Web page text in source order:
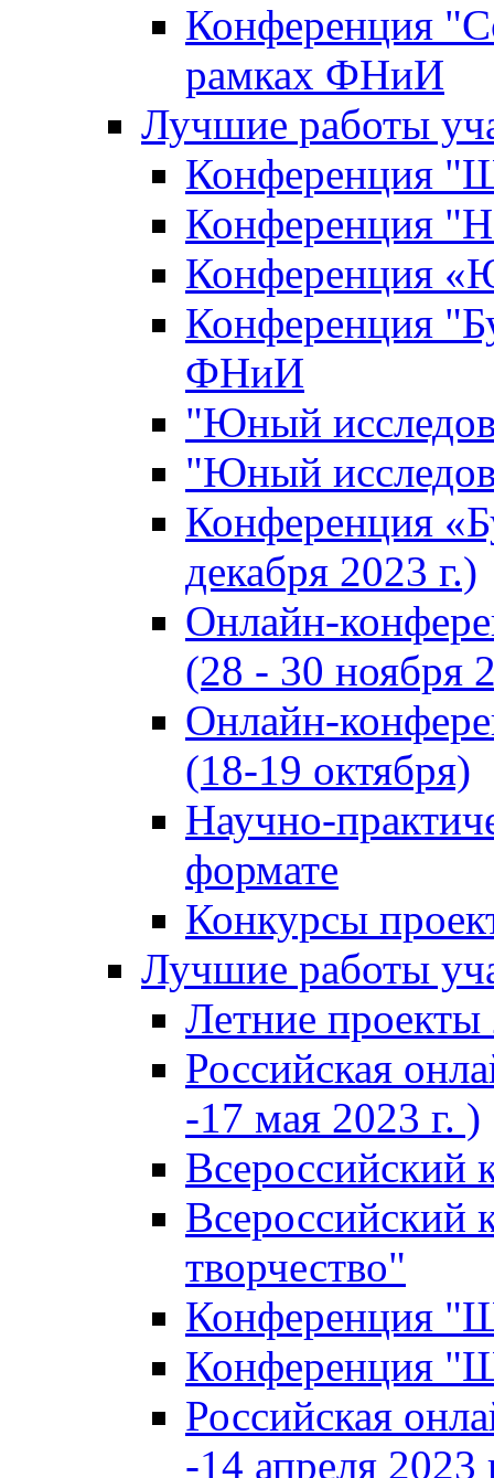
Конференция
рамках ФНиИ
Лучшие работы
Конференция
Конференция
Конференция
Конференция
ФНиИ
"Юный
"Юный
Конференция
декабря 2023 г.)
Онлайн-
(28 - 30 ноября
Онлайн-
(18-19 октября)
Научно-
формате
Конкурсы
Лучшие работы
Летние проекты
Российская
-17 мая 2023 г. )
Всероссийский
Всероссийский
творчество"
Конференция
Конференция
Российская
-14 апреля 2023